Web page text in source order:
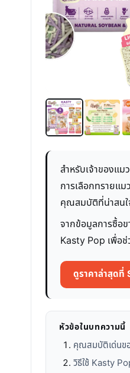
สำหรับเจ้าของแ
การเลือกทรายแ
คุณสมบัติที่น่าสนใ
จากข้อมูลการซื้อ
Kasty Pop เพื่อ
ดูราคาล่าสุดที่
หัวข้อในบทความนี้
คุณสมบัติเด่นข
วิธีใช้ Kasty